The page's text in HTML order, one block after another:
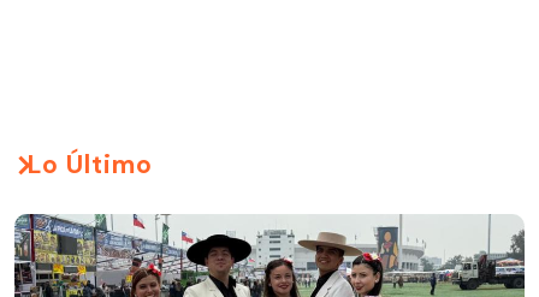
Lo Último